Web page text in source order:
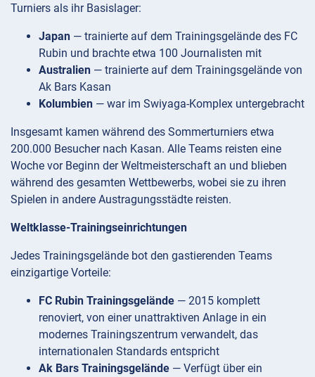
Turniers als ihr Basislager:
Japan — trainierte auf dem Trainingsgelände des FC
Rubin und brachte etwa 100 Journalisten mit
Australien — trainierte auf dem Trainingsgelände von
Ak Bars Kasan
Kolumbien — war im Swiyaga-Komplex untergebracht
Insgesamt kamen während des Sommerturniers etwa
200.000 Besucher nach Kasan. Alle Teams reisten eine
Woche vor Beginn der Weltmeisterschaft an und blieben
während des gesamten Wettbewerbs, wobei sie zu ihren
Spielen in andere Austragungsstädte reisten.
Weltklasse-Trainingseinrichtungen
Jedes Trainingsgelände bot den gastierenden Teams
einzigartige Vorteile:
FC Rubin Trainingsgelände — 2015 komplett
renoviert, von einer unattraktiven Anlage in ein
modernes Trainingszentrum verwandelt, das
internationalen Standards entspricht
Ak Bars Trainingsgelände — Verfügt über ein